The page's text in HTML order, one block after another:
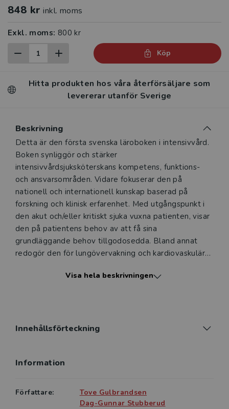
848 kr inkl. moms
Exkl. moms: 800 kr
Köp
Hitta produkten hos våra återförsäljare som
levererar utanför Sverige
Beskrivning
Beskrivning
Detta är den första svenska läroboken i intensivvård.
Boken synliggör och stärker
intensivvårdsjuksköterskans kompetens, funktions-
och ansvarsområden. Vidare fokuserar den på
nationell och internationell kunskap baserad på
forskning och klinisk erfarenhet. Med utgångspunkt i
den akut och/eller kritiskt sjuka vuxna patienten, visar
den på patientens behov av att få sina
grundläggande behov tillgodosedda. Bland annat
redogör den för lungövervakning och kardiovaskulär
patientgrupper som intensivvårdssjuksköterskan
uppslagsverk för yrkesverksamma
och intensivvårdsavdelningar.
Visa hela beskrivningen
Innehållsförteckning
Information
Författare:
Tove Gulbrandsen
Dag-Gunnar Stubberud